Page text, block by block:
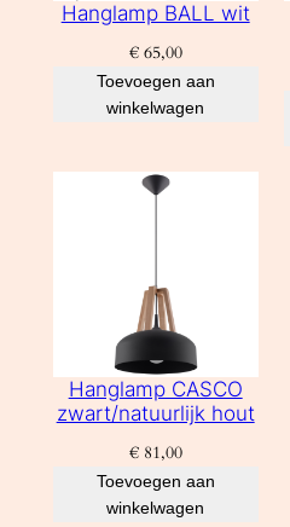
Hanglamp BALL wit
€65,00
Toevoegen aan
winkelwagen
Hanglamp CASCO
zwart/natuurlijk hout
€81,00
Toevoegen aan
winkelwagen